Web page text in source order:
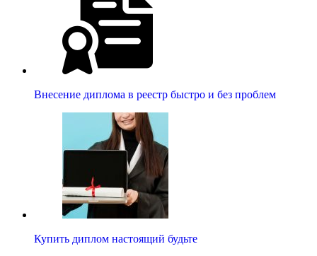
Внесение диплома в реестр быстро и без проблем
Купить диплом настоящий будьте